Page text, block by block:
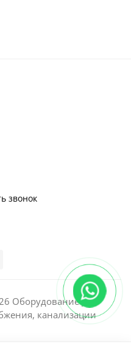
звонок
Оборудование для
канализации